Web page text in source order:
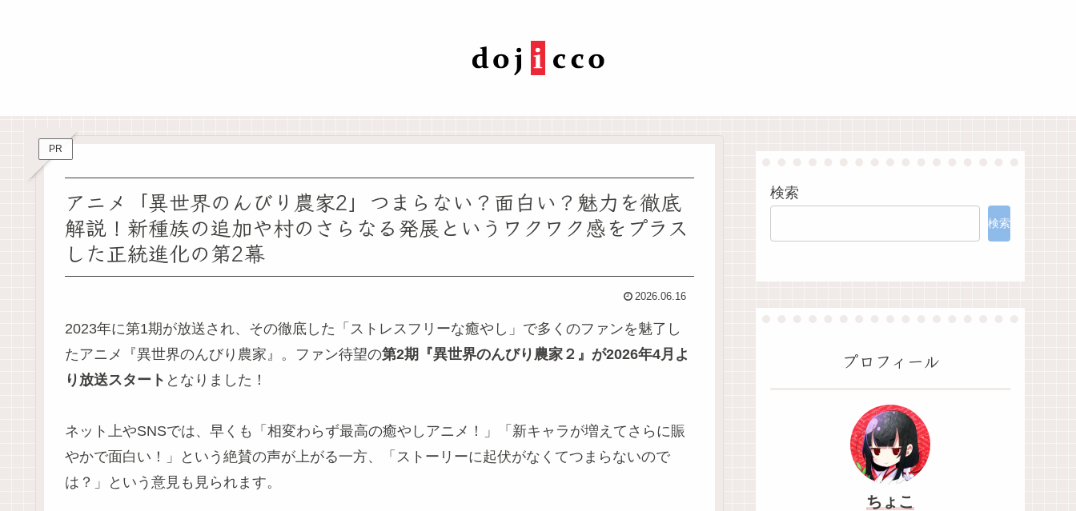
PR
アニメ「異世界のんびり農家2」つまらない？面白い？魅力を徹底
解説！新種族の追加や村のさらなる発展というワクワク感をプラス
した正統進化の第2幕
2026.06.16
2023年に第1期が放送され、その徹底した「ストレスフリーな癒やし」で多くのファンを魅了し
たアニメ『異世界のんびり農家』。ファン待望の第2期『異世界のんびり農家２』が2026年4月よ
り放送スタート となりました！
ネット上やSNSでは、早くも「相変わらず最高の癒やしアニメ！」「新キャラが増えてさらに賑
やかで面白い！」という絶賛の声が上がる一方、「ストーリーに起伏がなくてつまらないので
は？」という意見も見られます。
検索
検索
プロフィール
ちょこ